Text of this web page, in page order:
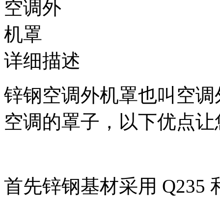
详细描述
锌钢空调外机罩也叫空
空调的罩子，以下优点
首先锌钢基材采用 Q235